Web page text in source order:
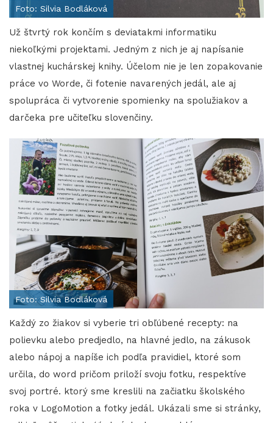
Foto: Silvia Bodláková
Už štvrtý rok končím s deviatakmi informatiku
niekoľkými projektami. Jedným z nich je aj napísanie
vlastnej kuchárskej knihy. Účelom nie je len zopakovanie
práce vo Worde, či fotenie navarených jedál, ale aj
spolupráca či vytvorenie spomienky na spolužiakov a
darčeka pre učiteľku slovenčiny.
Foto: Silvia Bodláková
Každý zo žiakov si vyberie tri obľúbené recepty: na
polievku alebo predjedlo, na hlavné jedlo, na zákusok
alebo nápoj a napíše ich podľa pravidiel, ktoré som
určila, do word pričom priloží svoju fotku, respektíve
svoj portré. ktorý sme kreslili na začiatku školského
roka v LogoMotion a fotky jedál. Ukázali sme si stránky,